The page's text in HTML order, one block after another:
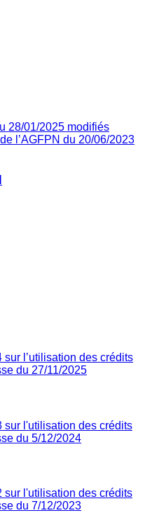
28/01/2025 modifiés
l’AGFPN du 20/06/2023
sur l’utilisation des crédits
du 27/11/2025
sur l'utilisation des crédits
du 5/12/2024
sur l'utilisation des crédits
du 7/12/2023